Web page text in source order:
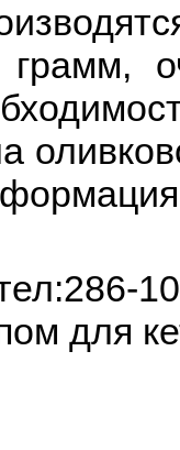
грамм,
для